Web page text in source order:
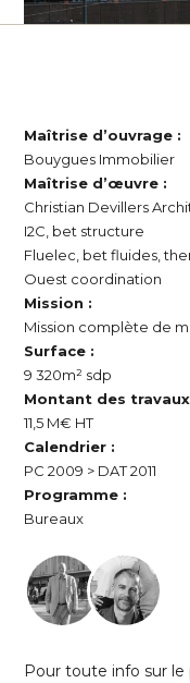
Maîtrise d’ouvrage :
Bouygues Immobilier
Maîtrise d’œuvre :
Christian Devillers
I2C, bet structure
Fluelec, bet fluides,
Ouest coordination
Mission :
Mission complète de
Surface :
9 320m² sdp
Montant des
11,5 M€ HT
Calendrier :
PC 2009 > DAT 2011
Programme :
Bureaux
Pour toute info sur le